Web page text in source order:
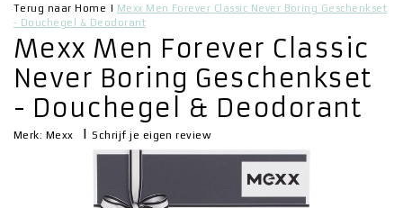
Terug naar Home | Mexx Men Forever Classic Never Boring Geschenkset
- Douchegel & Deodorant
Mexx Men Forever Classic
Never Boring Geschenkset
- Douchegel & Deodorant
Merk: Mexx |Schrijf je eigen review